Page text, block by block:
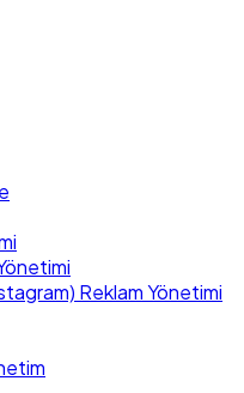
Reklam Yönetimi